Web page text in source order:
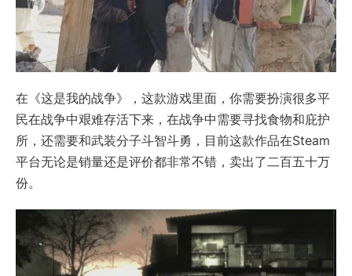
在《这是我的战争》，这款游戏里面，你需要扮演很多平
民在战争中艰难存活下来，在战争中需要寻找食物和庇护
所，还需要和武装分子斗智斗勇，目前这款作品在Steam
平台无论是销量还是评价都非常不错，卖出了二百五十万
份。